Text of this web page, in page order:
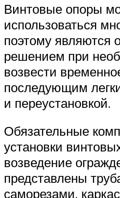
Винтовые опоры
использоваться
поэтому являются
решением при
возвести
последующим
и переустановкой.
Обязательные
установки
возведение
представлены
саморезами,